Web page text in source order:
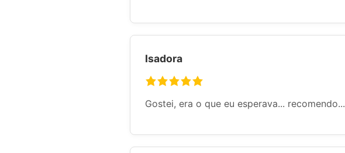
Isadora
Gostei, era o que eu esperava... recomendo...